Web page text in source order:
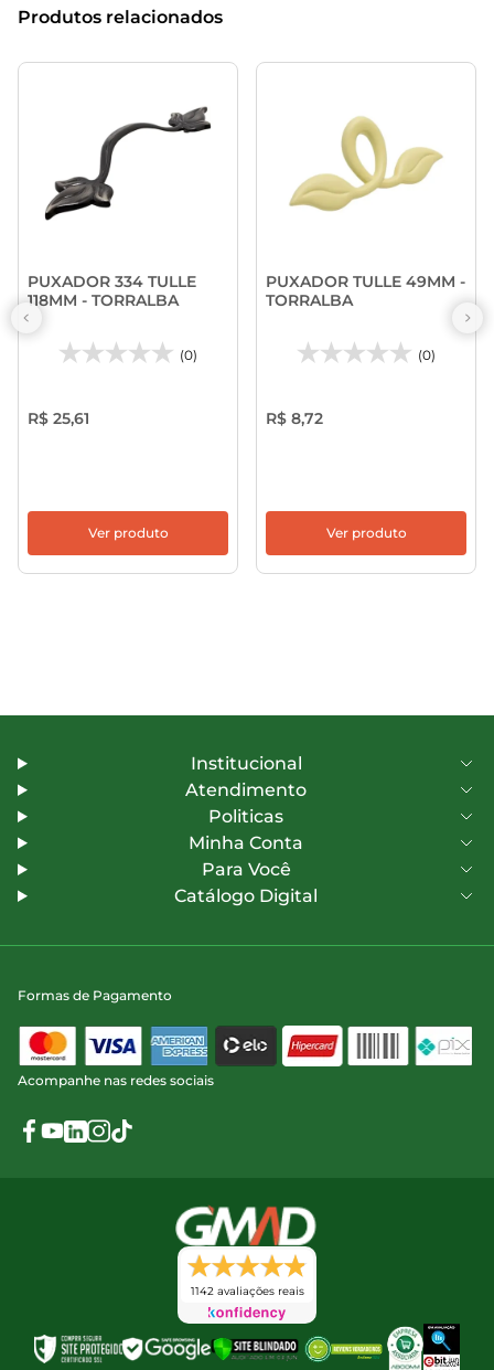
Produtos relacionados
PUXADOR 334 TULLE
118MM - TORRALBA
(0)
R$ 25,61
Ver produto
PUXADOR TULLE 49MM -
TORRALBA
(0)
R$ 8,72
Ver produto
Institucional
Atendimento
Politicas
Minha Conta
Para Você
Catálogo Digital
Formas de Pagamento
Acompanhe nas redes sociais
1142 avaliações reais